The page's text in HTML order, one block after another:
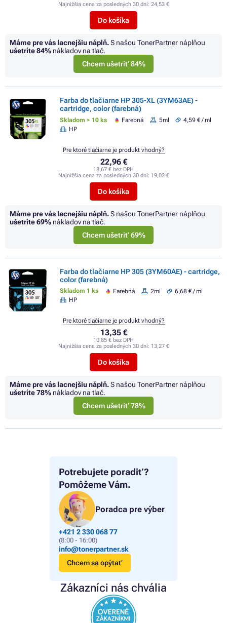
Potrebujete poradiť?
Pomôžeme Vám.
Poradca pre výber
+421 2 330 068 77
(8:00 - 16:00)
info@tonerpartner.sk
Chcem sa opýtať
Zákazníci nás chvália
Najnižšia cena za posledných 30 dní: 24,53 €
Do košíka
Máme pre vás lacnejšiu náplň.S našou TonerPartner náplňou
ušetríte84% nákladov na tlač.
Chcem ušetriť 84%
Farba do tlačiarne HP 305-XL (3YM63AE) -
cartridge, color (farebná)
Skladom > 10 ks Farebná 5ml
4,59 € / ml
HP
22,96 €
18,67 € bez DPH
Najnižšia cena za posledných 30 dní: 19,02 €
Do košíka
Pre ktoré tlačiarne je produkt vhodný?
Máme pre vás lacnejšiu náplň.S našou TonerPartner náplňou
ušetríte69% nákladov na tlač.
Chcem ušetriť 69%
Farba do tlačiarne HP 305 (3YM60AE) - cartridge,
color (farebná)
Skladom 1 ks Farebná 2ml
6,68 € / ml
HP
13,35 €
10,85 € bez DPH
Najnižšia cena za posledných 30 dní: 13,27 €
Do košíka
Pre ktoré tlačiarne je produkt vhodný?
Máme pre vás lacnejšiu náplň.S našou TonerPartner náplňou
ušetríte78% nákladov na tlač.
Chcem ušetriť 78%